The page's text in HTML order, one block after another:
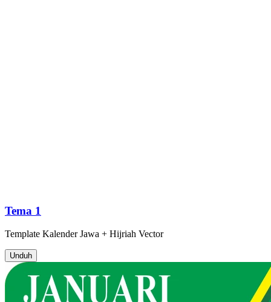
Tema 1
Template Kalender Jawa + Hijriah Vector
Unduh